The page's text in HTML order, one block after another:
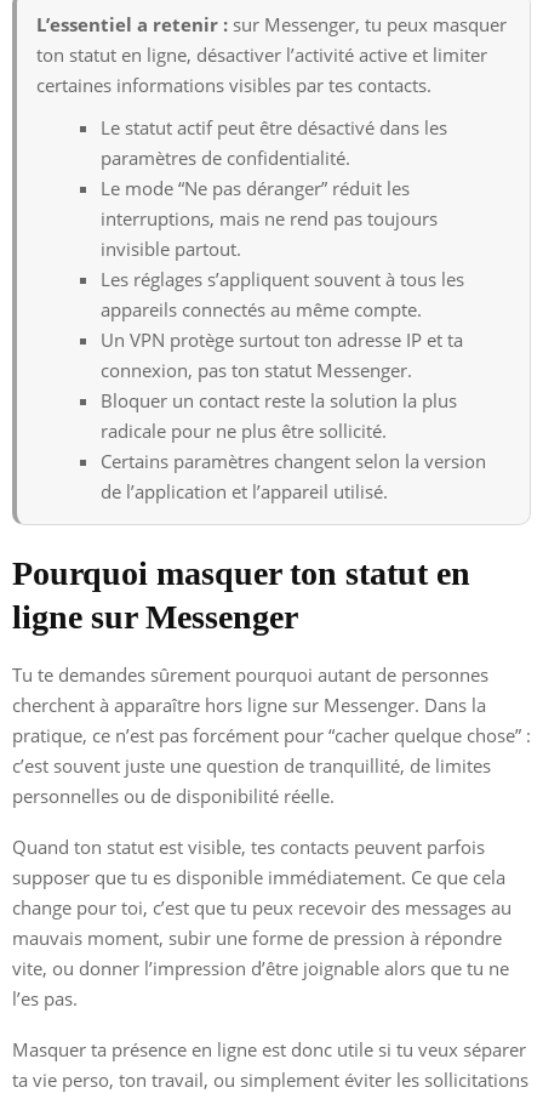
L’essentiel a retenir : sur Messenger, tu peux masquer
ton statut en ligne, désactiver l’activité active et limiter
certaines informations visibles par tes contacts.
Le statut actif peut être désactivé dans les
paramètres de confidentialité.
Le mode “Ne pas déranger” réduit les
interruptions, mais ne rend pas toujours
invisible partout.
Les réglages s’appliquent souvent à tous les
appareils connectés au même compte.
Un VPN protège surtout ton adresse IP et ta
connexion, pas ton statut Messenger.
Bloquer un contact reste la solution la plus
radicale pour ne plus être sollicité.
Certains paramètres changent selon la version
de l’application et l’appareil utilisé.
Pourquoi masquer ton statut en
ligne sur Messenger
Tu te demandes sûrement pourquoi autant de personnes
cherchent à apparaître hors ligne sur Messenger. Dans la
pratique, ce n’est pas forcément pour “cacher quelque chose” :
c’est souvent juste une question de tranquillité, de limites
personnelles ou de disponibilité réelle.
Quand ton statut est visible, tes contacts peuvent parfois
supposer que tu es disponible immédiatement. Ce que cela
change pour toi, c’est que tu peux recevoir des messages au
mauvais moment, subir une forme de pression à répondre
vite, ou donner l’impression d’être joignable alors que tu ne
l’es pas.
Masquer ta présence en ligne est donc utile si tu veux séparer
ta vie perso, ton travail, ou simplement éviter les sollicitations